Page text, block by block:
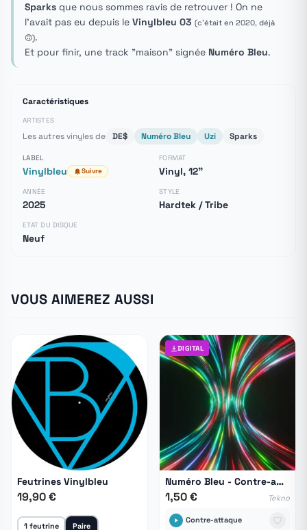
Sparks que nous sommes ravis de retrouver ! On ne
l'avait pas eu depuis le Vinylbleu 03 (c'était en 2020, déjà
🙃).
Et pour finir, une track "maison" signée Numéro Bleu.
Caractéristiques
ARTISTES
Les autres vinyles de DE$ Numéro Bleu Uzi Sparks
LABEL
Vinylbleu Suivre
FORMAT
Vinyl, 12"
ANNÉE
2025
STYLE
Hardtek / Tribe
ETAT DU DISQUE
Neuf
VOUS AIMEREZ AUSSI
Feutrines Vinylbleu
19,90 €
1 feutrine Paire
DIGITAL
Numéro Bleu - Contre-attaque
1,50 € Tekno
Contre-attaque